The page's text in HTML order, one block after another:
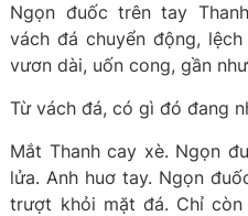
Ngọn đuốc trên tay
vách đá chuyển động,
vươn dài, uốn cong, gần
Từ vách đá, có gì đó đang
Mắt Thanh cay xè. Ngọn
lửa. Anh huơ tay. Ngọn
trượt khỏi mặt đá. Chỉ